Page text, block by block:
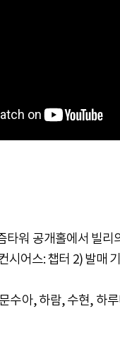
타워 공개홀에서 빌
어스: 챕터 2) 발매
수아, 하람, 수현, 하